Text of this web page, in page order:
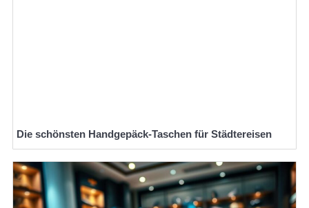
Die schönsten Handgepäck-Taschen für Städtereisen